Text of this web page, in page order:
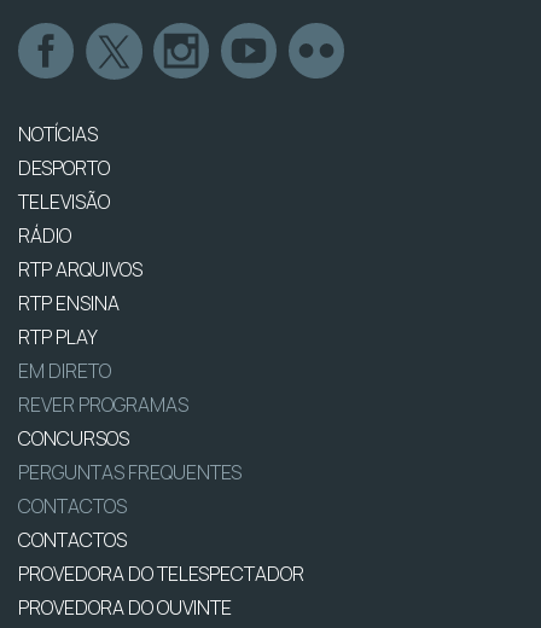
NOTÍCIAS
DESPORTO
TELEVISÃO
RÁDIO
RTP ARQUIVOS
RTP ENSINA
RTP PLAY
EM DIRETO
REVER PROGRAMAS
CONCURSOS
PERGUNTAS FREQUENTES
CONTACTOS
CONTACTOS
PROVEDORA DO TELESPECTADOR
PROVEDORA DO OUVINTE